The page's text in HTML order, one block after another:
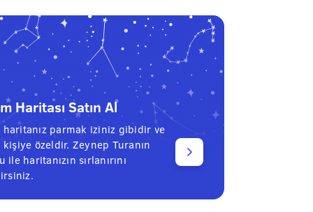
Haritası Satın Al
haritanız parmak iziniz gibidir ve
kişiye özeldir. Zeynep Turanın
ile haritanızın sırlanırını